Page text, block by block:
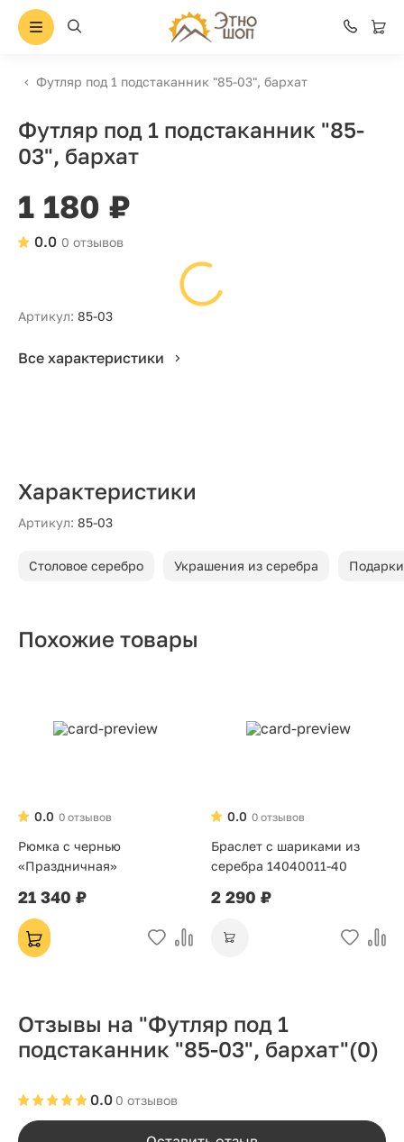
Футляр под 1 подстаканник "85-03", бархат
Футляр под 1 подстаканник "85-
03", бархат
1 180 ₽
0 отзывов
0.0
Артикул: 85-03
Все характеристики
Характеристики
Артикул: 85-03
Столовое серебро Украшения из серебра
Похожие товары
0 отзывов
0.0
Рюмка с чернью
«Праздничная»
21 340 ₽
0 отзывов
0.0
Браслет с шариками из
серебра 14040011-40
2 290 ₽
Отзывы на "Футляр под 1
подстаканник "85-03", бархат"(0)
0 отзывов
0.0